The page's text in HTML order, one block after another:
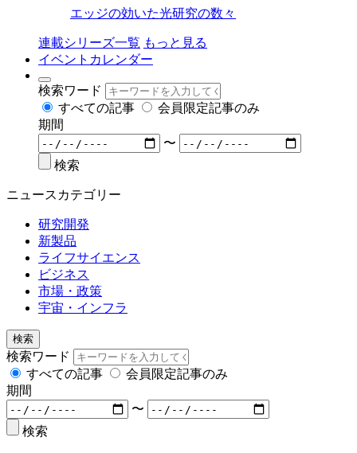
エッジの効いた光研究の数々
連載シリーズ一覧 もっと見る
イベントカレンダー
検索ワード
すべての記事
会員限定記事のみ
期間
〜
検索
ニュースカテゴリー
研究開発
新製品
ライフサイエンス
ビジネス
市場・政策
宇宙・インフラ
検索
検索ワード
すべての記事
会員限定記事のみ
期間
〜
検索